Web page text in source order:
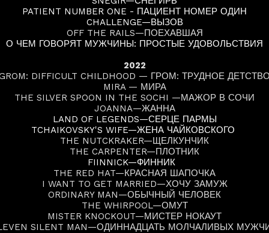
PATIENT NUMBER ONE - ПАЦИЕНТ НОМЕР ОДИН
CHALLENGE—ВЫЗОВ
OFF THE RAILS—ПОЕХАВШАЯ
О ЧЕМ ГОВОРЯТ МУЖЧИНЫ: ПРОСТЫЕ УДОВОЛЬСТВИЯ
2022
DIFFICULT CHILDHOOD — ГРОМ: ТРУДНОЕ
MIRA — МИРА
THE SILVER SPOON IN THE SOCHI —МАЖОР В СОЧИ
JOANNA—ЖАННА
LAND OF LEGENDS—СЕРЦЕ ПАРМЫ
TCHAIKOVSKY'S WIFE—ЖЕНА ЧАЙКОВСКОГО
THE NUTCKRAKER—ЩЕЛКУНЧИК
THE CARPENTER—ПЛОТНИК
FIINNICK—ФИННИК
THE RED HAT—КРАСНАЯ ШАПОЧКА
I WANT TO GET MARRIED—ХОЧУ ЗАМУЖ
ORDINARY MAN—ОБЫЧНЫЙ ЧЕЛОВЕК
THE WHIRPOOL—ОМУТ
MISTER KNOCKOUT—МИСТЕР НОКАУТ
SILENT MAN—ОДИННАДЦАТЬ МОЛЧАЛИВЫХ